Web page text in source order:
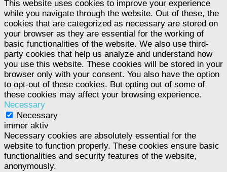
This website uses cookies to improve your experience
while you navigate through the website. Out of these, the
cookies that are categorized as necessary are stored on
your browser as they are essential for the working of
basic functionalities of the website. We also use third-
party cookies that help us analyze and understand how
you use this website. These cookies will be stored in your
browser only with your consent. You also have the option
to opt-out of these cookies. But opting out of some of
these cookies may affect your browsing experience.
Necessary
Necessary
immer aktiv
Necessary cookies are absolutely essential for the
website to function properly. These cookies ensure basic
functionalities and security features of the website,
anonymously.